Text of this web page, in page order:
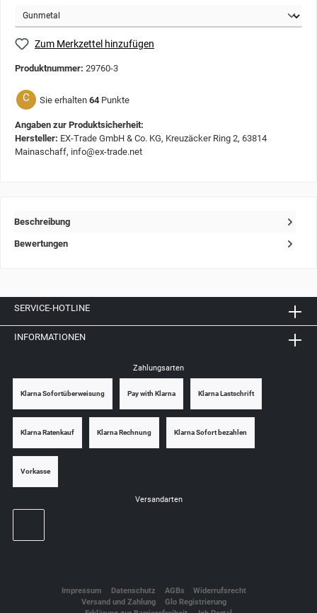
Zum Merkzettel hinzufügen
Produktnummer: 29760-3
C Sie erhalten 64 Punkte
Angaben zur Produktsicherheit:
Hersteller: EX-Trade GmbH & Co. KG, Kreuzäcker Ring 2, 63814
Mainaschaff, info@ex-trade.net
Beschreibung
Bewertungen
SERVICE-HOTLINE
INFORMATIONEN
Zahlungsarten
Klarna Sofortüberweisung Pay with Klarna Klarna Lastschrift
Klarna Ratenkauf Klarna Rechnung Klarna Sofort bezahlen
Vorkasse
Versandarten
Impressum Datenschutz AGBs
Widerrufsrecht
Versand und Zahlung
Glo Registrierung